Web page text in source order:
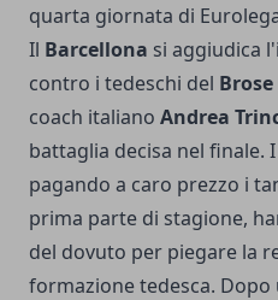
quarta giornata di
Il Barcellona si aggiudica
contro i tedeschi del
coach italiano Andrea
battaglia decisa nel finale.
pagando a caro prezzo i
prima parte di stagione,
del dovuto per piegare la
formazione tedesca.